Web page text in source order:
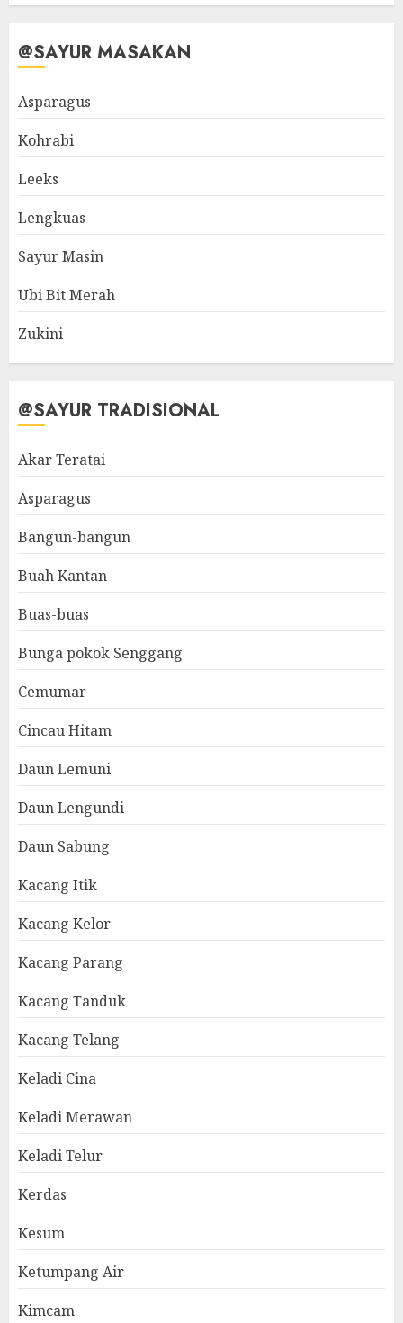
@SAYUR MASAKAN
Asparagus
Kohrabi
Leeks
Lengkuas
Sayur Masin
Ubi Bit Merah
Zukini
@SAYUR TRADISIONAL
Akar Teratai
Asparagus
Bangun-bangun
Buah Kantan
Buas-buas
Bunga pokok Senggang
Cemumar
Cincau Hitam
Daun Lemuni
Daun Lengundi
Daun Sabung
Kacang Itik
Kacang Kelor
Kacang Parang
Kacang Tanduk
Kacang Telang
Keladi Cina
Keladi Merawan
Keladi Telur
Kerdas
Kesum
Ketumpang Air
Kimcam